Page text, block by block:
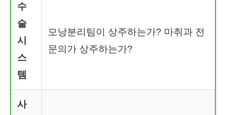
수
술
시
스
템
모낭분리팀이 상주하는가? 마취과 전
문의가 상주하는가?
사